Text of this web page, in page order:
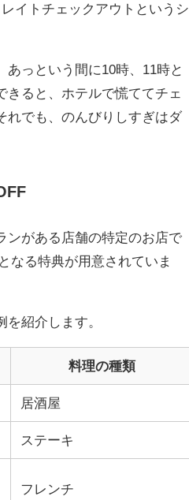
イトチェックアウトというシ
っという間に10時、11時と
きると、ホテルで慌ててチェ
れでも、のんびりしすぎはダ
ンがある店舗の特定のお店で
なる特典が用意されていま
紹介します。
料理の種類
居酒屋
ステーキ
フレンチ